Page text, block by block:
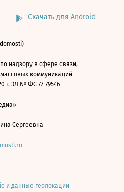
Скачать для Android
надзору в сфере связи,
коммуникаций
г. ЭЛ № ФС 77-79546
Сергеевна
и данные геолокации